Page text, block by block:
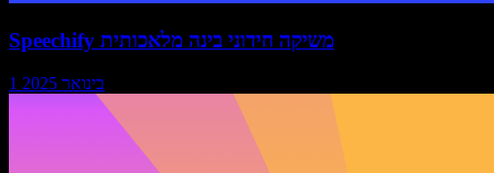
Speechify משיקה חידוני בינה מלאכותית
1 בינואר 2025